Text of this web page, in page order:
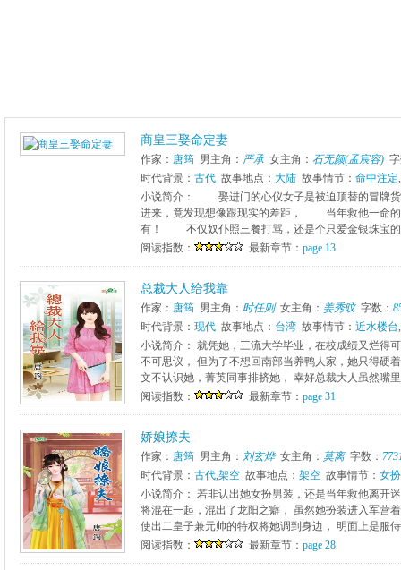
商皇三娶命定妻
作家： 唐筠 男主角： 严承女主角： 石无颜(孟宸容)
时代背景： 古代 故事地点： 大陆 故事情节： 命中注定,
小说简介： 娶进门的心仪女子是被迫顶替的冒牌
进来，竟发现想像跟现实的差距， 当年救他一命的
有！ 不仅奴仆照三餐打骂，还是个只爱金银珠宝
阅读指数：
最新章节： page 13
总裁大人给我靠
作家： 唐筠 男主角： 时任则女主角： 姜秀旼字数：
时代背景： 现代 故事地点： 台湾 故事情节： 近水楼台,
小说简介： 就凭她，三流大学毕业，在校成绩又烂得
不可思议， 但为了不想回南部当养鸭人家，她只得硬
文不认识她，菁英同事排挤她， 幸好总裁大人虽然嘴
阅读指数：
最新章节： page 31
娇娘撩夫
作家： 唐筠 男主角： 刘玄烨女主角： 莫离字数：
时代背景： 古代,架空 故事地点： 架空 故事情节： 女
小说简介： 若非认出她女扮男装，还是当年救他离开
将混在一起，混出了龙阳之癖， 虽然她扮装进入军营
使出二皇子兼元帅的特权将她调到身边， 明面上是服
阅读指数：
最新章节： page 28